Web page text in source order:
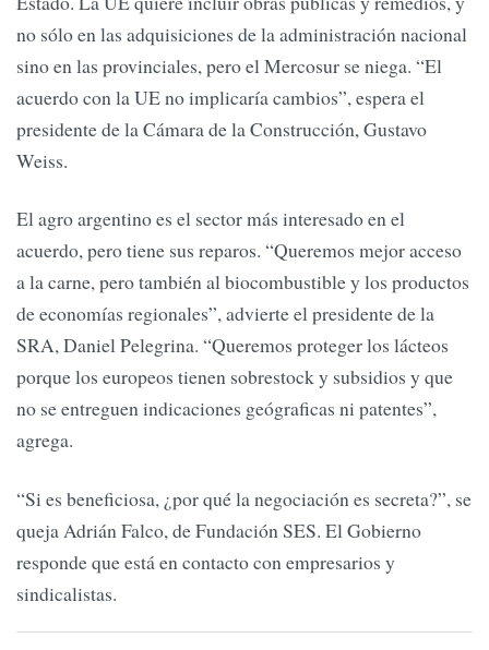
no sólo en las adquisiciones de la administración nacional
sino en las provinciales, pero el Mercosur se niega. “El
acuerdo con la UE no implicaría cambios”, espera el
presidente de la Cámara de la Construcción, Gustavo
Weiss.
El agro argentino es el sector más interesado en el
acuerdo, pero tiene sus reparos. “Queremos mejor acceso
a la carne, pero también al biocombustible y los productos
de economías regionales”, advierte el presidente de la
SRA, Daniel Pelegrina. “Queremos proteger los lácteos
porque los europeos tienen sobrestock y subsidios y que
no se entreguen indicaciones geógraficas ni patentes”,
agrega.
“Si es beneficiosa, ¿por qué la negociación es secreta?”, se
queja Adrián Falco, de Fundación SES. El Gobierno
responde que está en contacto con empresarios y
sindicalistas.